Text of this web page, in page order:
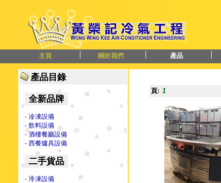
主頁 關於我們 產品
產品目錄
全新品牌
- 冷凍設備
- 飲料設備
- 酒樓餐廳設備
- 西餐爐具設備
二手貨品
- 冷凍設備
頁: 1